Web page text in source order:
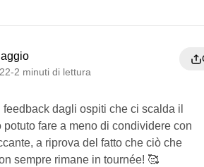
-2 minuti di lettura
dagli ospiti che ci scalda il
fare a meno di condividere con
a riprova del fatto che ciò che
sempre rimane in tournée! 🥰